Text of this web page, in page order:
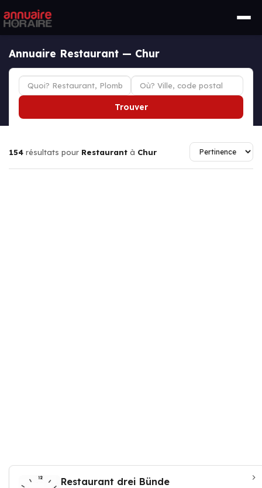
Annuaire Restaurant — Chur
Trouver
154 résultats pour Restaurant à Chur
Restaurant drei Bünde